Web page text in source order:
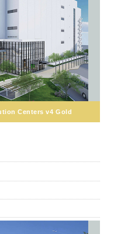
Centers v4 Gold